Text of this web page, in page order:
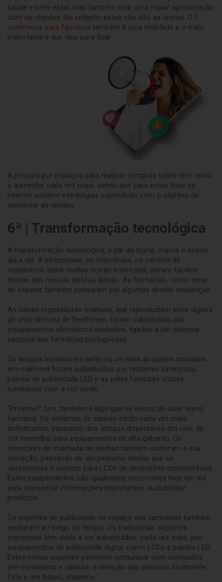
saúde e bem-estar, mas também criar uma maior aproximação
com os clientes. No entanto, estas não são as únicas. O E-
commerce para farmácia também é uma realidade e o mais
importante é que veio para ficar.
A procura por espaços para realizar compras online tem vindo
a aumentar cada vez mais, sendo que para estas lojas na
internet existem estratégias especificas com o objetivo de
aumentar as vendas.
6ª | Transformação tecnológica
A transformação tecnológica, a par da digital, marca o nosso
dia a dia. A eletricidade, os telemóveis, os cartões de
multibanco, entre muitas outras invenções, vieram facilitar
muitas das nossas tarefas diárias. As farmácias, como seria
de esperar, também passaram por algumas destas mudanças.
As caixas registadoras manuais, que reproduziam sons dignos
de uma sinfonia de Beethoven, foram substituídas por
equipamentos eletrónicos evoluídos, ligados a um sistema
nacional das farmácias portuguesas.
Os antigos letreiros em latão ou os mais arrojados cravados
em mármore foram substituídos por reclames luminosos,
painéis de publicidade LED e as pelas famosas cruzes
iluminadas com a cor verde.
“Próximo!” Sim, também é algo que se deixou de ouvir numa
farmácia. Os sistemas de senhas estão cada vez mais
sofisticados, passando dos antigos dispersores em rolo, de
cor vermelha, para equipamentos de alto gabarito. Os
monitores de chamada de senhas também sofreram a sua
inovação, passando de um pequeno display que só
apresentava o número para LCDs de dimensões consideráveis.
Estes equipamentos são igualmente recorrentes hoje em dia
para comunicar informações importantes ou publicitar
produtos.
Os suportes de publicidade no espaço das farmácias também
evoluíram ao longo do tempo. Os tradicionais suportes
impressos têm vindo a ser substituídos, cada vez mais, por
equipamentos de publicidade digital, como LCDs e painéis LED.
Estes novos suportes permitem comunicar com conteúdos
em movimento e cativam a atenção das pessoas facilmente.
Este é um futuro, presente.